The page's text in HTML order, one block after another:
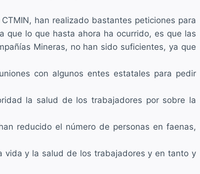
han realizado bastantes peticiones para
que lo que hasta ahora ha ocurrido, es que las
Mineras, no han sido suficientes, ya que
con algunos entes estatales para pedir
la salud de los trabajadores por sobre la
reducido el número de personas en faenas,
vida y la salud de los trabajadores y en tanto y